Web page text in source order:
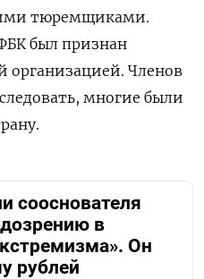
тюремщиками.
был признан
организацией. Членов
многие были
сооснователя
в
Он
рублей